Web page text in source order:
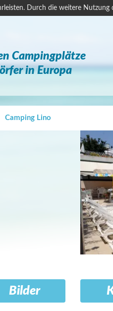
Durch die weitere
Campingplätze
in Europa
Camping Lino
Bilder